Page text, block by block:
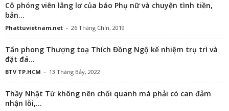
Cô phóng viên lẳng lơ của báo Phụ nữ và chuyện tình tiền,
bản...
Phattuvietnam.net - 26 Tháng Chín, 2019
Tấn phong Thượng toạ Thích Đồng Ngộ kế nhiệm trụ trì và
đặt đá...
BTV TP.HCM - 13 Tháng Bảy, 2022
Thầy Nhật Từ không nên chối quanh mà phải có can đảm
nhận lỗi,...